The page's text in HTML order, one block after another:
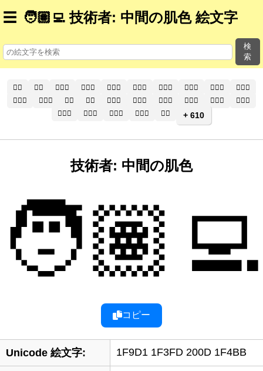
☰ 🧑🏽‍💻 技術者: 中間の肌色 絵文字
検
索
🧑‍⚕️ 🧑‍⚕ 🧑🏻‍⚕️ 🧑🏻‍⚕ 🧑🏼‍⚕️ 🧑🏼‍⚕ 🧑🏽‍⚕️ 🧑🏽‍⚕ 🧑🏾‍⚕️
🧑🏾‍⚕
🧑🏿‍⚕️
🧑🏿‍⚕ 👨‍⚕️ 👨‍⚕ 👨🏻‍⚕️ 👨🏻‍⚕ 👨🏼‍⚕️ 👨🏼‍⚕ 👨🏽‍⚕️
👨🏽‍⚕
👨🏾‍⚕️
👨🏾‍⚕ 👨🏿‍⚕️ 👨🏿‍⚕ 👩‍⚕️ + 610
技術者: 中間の肌色
🧑🏽‍💻
コピー
Unicode 絵文字: 1F9D1 1F3FD 200D 1F4BB